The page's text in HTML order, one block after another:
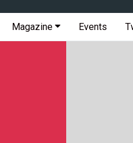
Magazine Events